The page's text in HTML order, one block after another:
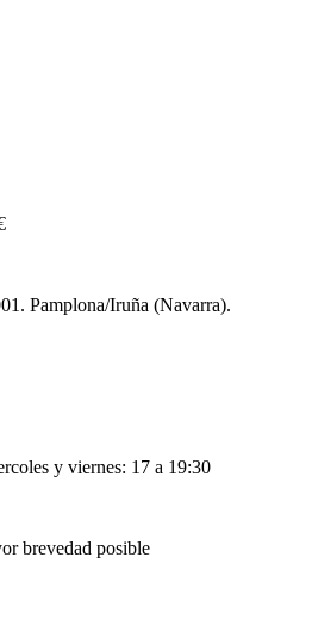
Pamplona/Iruña (Navarra).
y viernes: 17 a 19:30
brevedad posible